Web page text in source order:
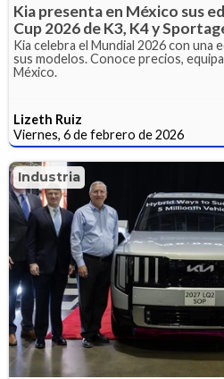
Kia presenta en México sus
Cup 2026 de K3, K4 y
Kia celebra el Mundial 2026 con una
sus modelos. Conoce precios,
México.
Lizeth Ruiz
Viernes, 6 de febrero de 2026
Industria